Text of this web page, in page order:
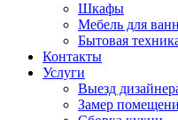
Шкафы
Мебель для
Бытовая
Контакты
Услуги
Выезд
Замер